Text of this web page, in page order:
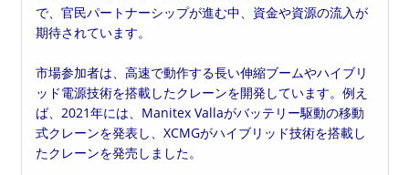
で、官民パートナーシップが進む中、資金や資源の流入が
期待されています。
市場参加者は、高速で動作する長い伸縮ブームやハイブリ
ッド電源技術を搭載したクレーンを開発しています。例え
ば、2021年には、Manitex Vallaがバッテリー駆動の移動
式クレーンを発表し、XCMGがハイブリッド技術を搭載し
たクレーンを発売しました。